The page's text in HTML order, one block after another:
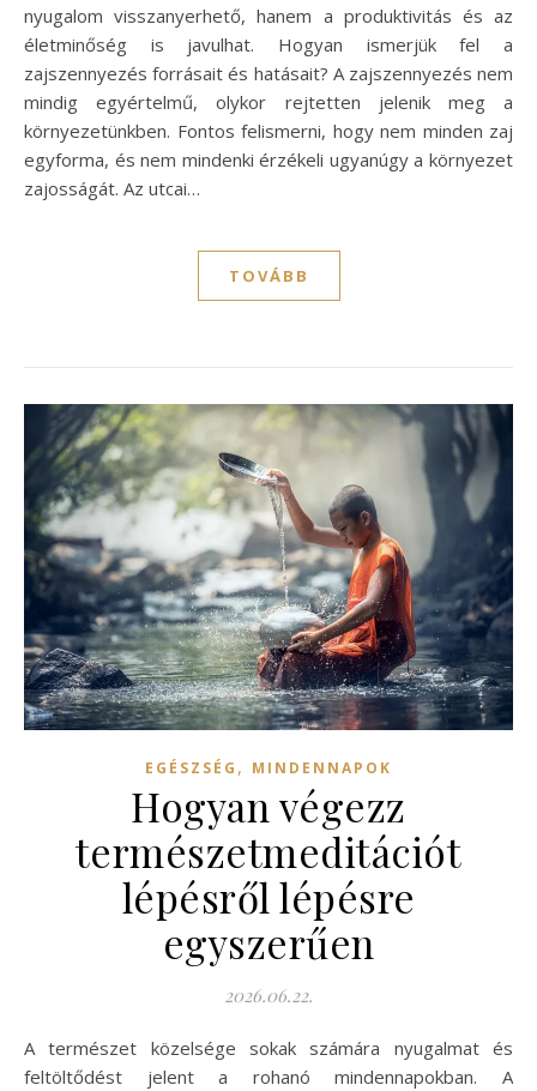
nyugalom visszanyerhető, hanem a produktivitás és az
életminőség is javulhat. Hogyan ismerjük fel a
zajszennyezés forrásait és hatásait? A zajszennyezés nem
mindig egyértelmű, olykor rejtetten jelenik meg a
környezetünkben. Fontos felismerni, hogy nem minden zaj
egyforma, és nem mindenki érzékeli ugyanúgy a környezet
zajosságát. Az utcai…
TOVÁBB
EGÉSZSÉG , MINDENNAPOK
Hogyan végezz
természetmeditációt
lépésről lépésre
egyszerűen
2026.06.22.
A természet közelsége sokak számára nyugalmat és
feltöltődést jelent a rohanó mindennapokban. A